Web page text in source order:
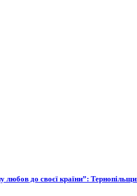
любов до своєї країни”: